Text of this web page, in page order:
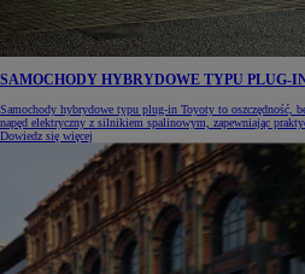
SAMOCHODY HYBRYDOWE TYPU PLUG-IN
Samochody hybrydowe typu plug-in Toyoty to oszczędność,
napęd elektryczny z silnikiem spalinowym, zapewniając
Dowiedz się więcej